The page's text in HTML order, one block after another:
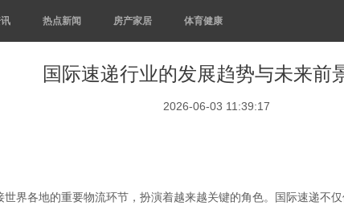
热点新闻 房产家居 体育健康
国际速递行业的发展趋势与未来前
2026-06-03 11:39:17
界各地的重要物流环节，扮演着越来越关键的角色。国际速递不